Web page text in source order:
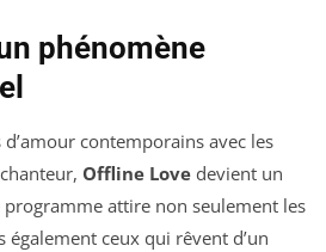
phénomène
contemporains avec les
Offline Love devient un
attire non seulement les
ceux qui rêvent d’un